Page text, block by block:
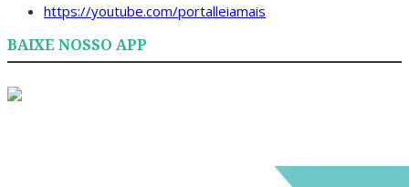
https://youtube.com/portalleiamais
BAIXE NOSSO APP